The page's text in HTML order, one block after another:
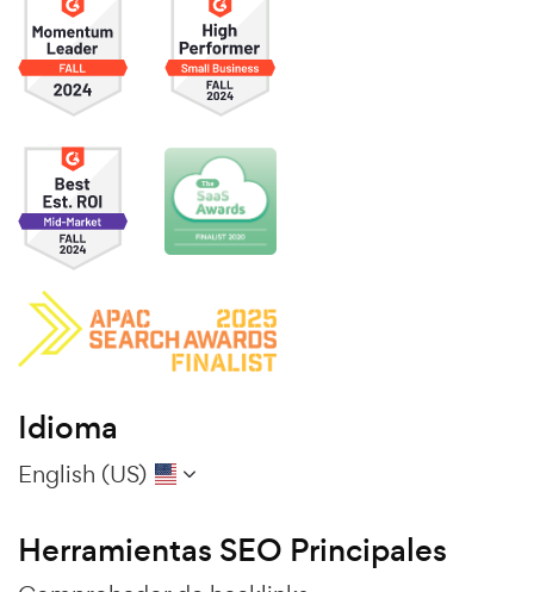
Idioma
English (US)
Herramientas SEO Principales